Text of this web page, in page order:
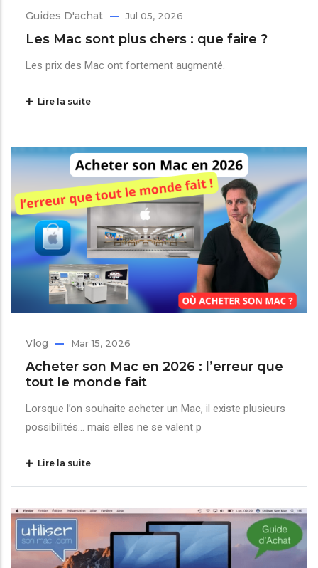
Guides D'achat Jul 05, 2026
Les Mac sont plus chers : que faire ?
Les prix des Mac ont fortement augmenté.
Lire la suite
Vlog Mar 15, 2026
Acheter son Mac en 2026 : l’erreur que
tout le monde fait
Lorsque l’on souhaite acheter un Mac, il existe plusieurs
possibilités… mais elles ne se valent p
Lire la suite